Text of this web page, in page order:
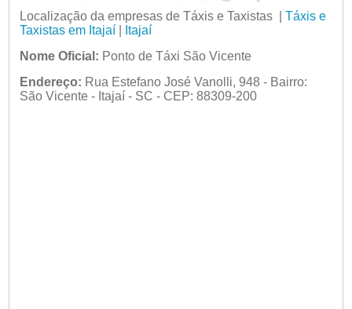
Localização da empresas de Táxis e Taxistas | Táxis e
Taxistas em Itajaí|
Itajaí
Nome Oficial: Ponto de Táxi São Vicente
Endereço: Rua Estefano José Vanolli, 948 - Bairro:
São Vicente - Itajaí - SC - CEP: 88309-200